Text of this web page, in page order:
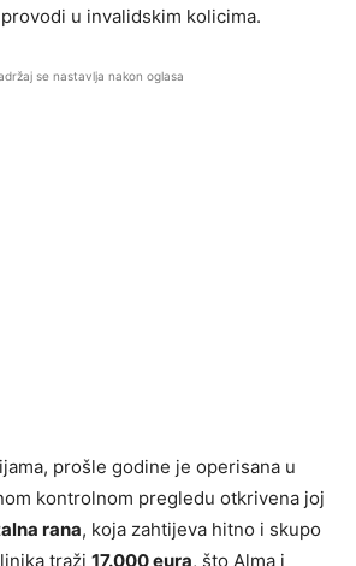
u invalidskim kolicima.
se nastavlja nakon oglasa
prošle godine je operisana u
kontrolnom pregledu otkrivena joj
rana, koja zahtijeva hitno i skupo
traži 17.000 eura, što Alma i